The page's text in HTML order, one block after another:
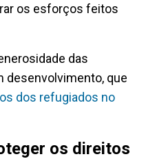
os esforços feitos
das
desenvolvimento, que
dos refugiados no
os direitos